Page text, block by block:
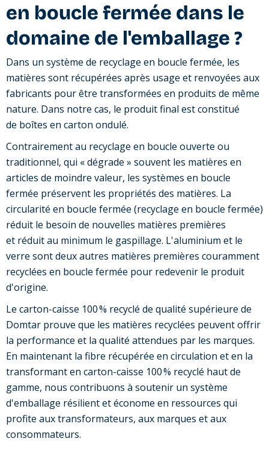
en boucle fermée dans le
domaine de l'emballage ?
Dans un système de recyclage en boucle fermée, les
matières sont récupérées après usage et renvoyées aux
fabricants pour être transformées en produits de même
nature. Dans notre cas, le produit final est constitué
de boîtes en carton ondulé.
Contrairement au recyclage en boucle ouverte ou
traditionnel, qui « dégrade » souvent les matières en
articles de moindre valeur, les systèmes en boucle
fermée préservent les propriétés des matières. La
circularité en boucle fermée (recyclage en boucle fermée)
réduit le besoin de nouvelles matières premières
et réduit au minimum le gaspillage. L'aluminium et le
verre sont deux autres matières premières couramment
recyclées en boucle fermée pour redevenir le produit
d'origine.
Le carton-caisse 100 % recyclé de qualité supérieure de
Domtar prouve que les matières recyclées peuvent offrir
la performance et la qualité attendues par les marques.
En maintenant la fibre récupérée en circulation et en la
transformant en carton-caisse 100 % recyclé haut de
gamme, nous contribuons à soutenir un système
d'emballage résilient et économe en ressources qui
profite aux transformateurs, aux marques et aux
consommateurs.